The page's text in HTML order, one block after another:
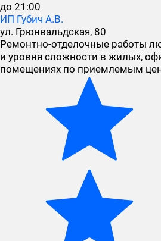
до 21:00
ИП Губич А.В.
ул. Грюнвальдская, 80
Ремонтно-отделочные работы
и уровня сложности в жилых,
помещениях по приемлемым